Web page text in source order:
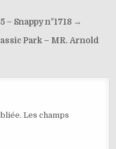
– Snappy n°1718 →
Park – MR. Arnold
Les champs